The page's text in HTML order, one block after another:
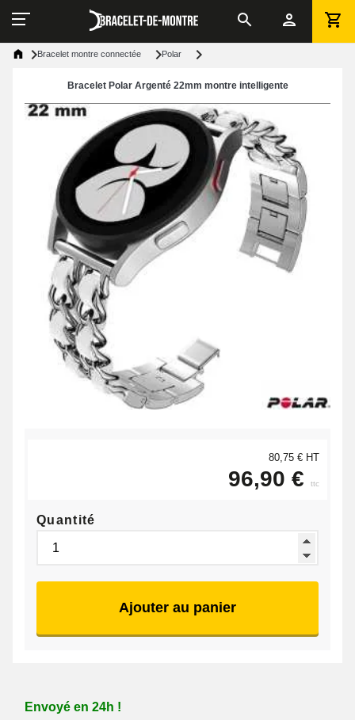
Bracelet montre connectée Polar
Bracelet Polar Argenté 22mm montre intelligente
80,75 € HT
96,90 € ttc
Quantité
Ajouter au panier
Envoyé en 24h !